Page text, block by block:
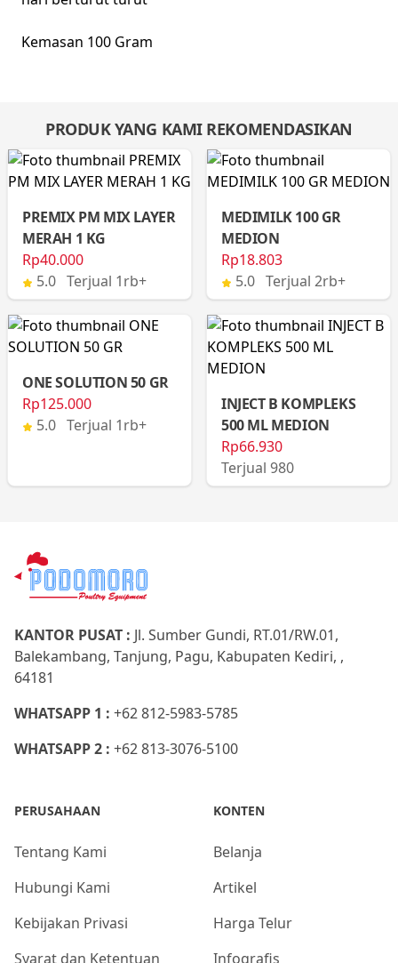
Kemasan 100 Gram
PRODUK YANG KAMI REKOMENDASIKAN
PREMIX PM MIX LAYER
MERAH 1 KG
Rp40.000
5.0 Terjual 1rb+
MEDIMILK 100 GR
MEDION
Rp18.803
5.0 Terjual 2rb+
ONE SOLUTION 50 GR
Rp125.000
5.0 Terjual 1rb+
INJECT B KOMPLEKS
500 ML MEDION
Rp66.930
Terjual 980
KANTOR PUSAT : Jl. Sumber Gundi, RT.01/RW.01,
Balekambang, Tanjung, Pagu, Kabupaten Kediri, ,
64181
WHATSAPP 1 : +62 812-5983-5785
WHATSAPP 2 : +62 813-3076-5100
PERUSAHAAN
Tentang Kami
Hubungi Kami
Kebijakan Privasi
Syarat dan Ketentuan
KONTEN
Belanja
Artikel
Harga Telur
Infografis